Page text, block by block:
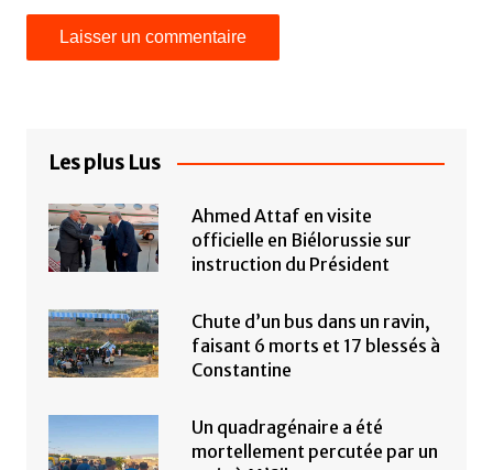
Les plus Lus
Ahmed Attaf en visite
officielle en Biélorussie sur
instruction du Président
Chute d’un bus dans un ravin,
faisant 6 morts et 17 blessés à
Constantine
Un quadragénaire a été
mortellement percutée par un